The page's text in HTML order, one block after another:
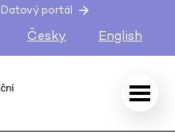
Datový portál
Česky English